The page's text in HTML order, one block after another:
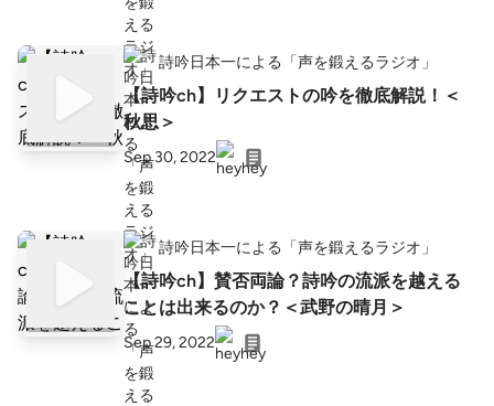
詩吟日本一による「声を鍛えるラジオ」
【詩吟ch】リクエストの吟を徹底解説！＜
秋思＞
Sep 30, 2022
詩吟日本一による「声を鍛えるラジオ」
【詩吟ch】賛否両論？詩吟の流派を越える
ことは出来るのか？＜武野の晴月＞
Sep 29, 2022